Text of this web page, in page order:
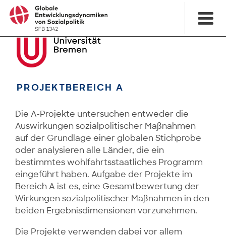
PROJEKTBEREICH A
Die A-Projekte untersuchen entweder die
Auswirkungen sozialpolitischer Maßnahmen
auf der Grundlage einer globalen Stichprobe
oder analysieren alle Länder, die ein
bestimmtes wohlfahrtsstaatliches Programm
eingeführt haben. Aufgabe der Projekte im
Bereich A ist es, eine Gesamtbewertung der
Wirkungen sozialpolitischer Maßnahmen in den
beiden Ergebnisdimensionen vorzunehmen.
Die Projekte verwenden dabei vor allem